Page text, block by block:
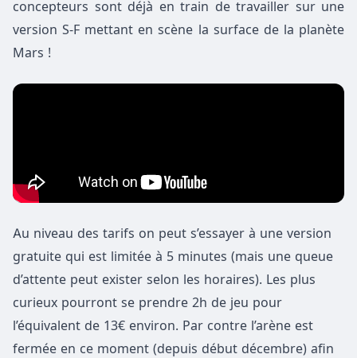
concepteurs sont déjà en train de travailler sur une
version S-F mettant en scène la surface de la planète
Mars !
Au niveau des tarifs on peut s’essayer à une version
gratuite qui est limitée à 5 minutes (mais une queue
d’attente peut exister selon les horaires). Les plus
curieux pourront se prendre 2h de jeu pour
l’équivalent de 13€ environ. Par contre l’arène est
fermée en ce moment (depuis début décembre) afin